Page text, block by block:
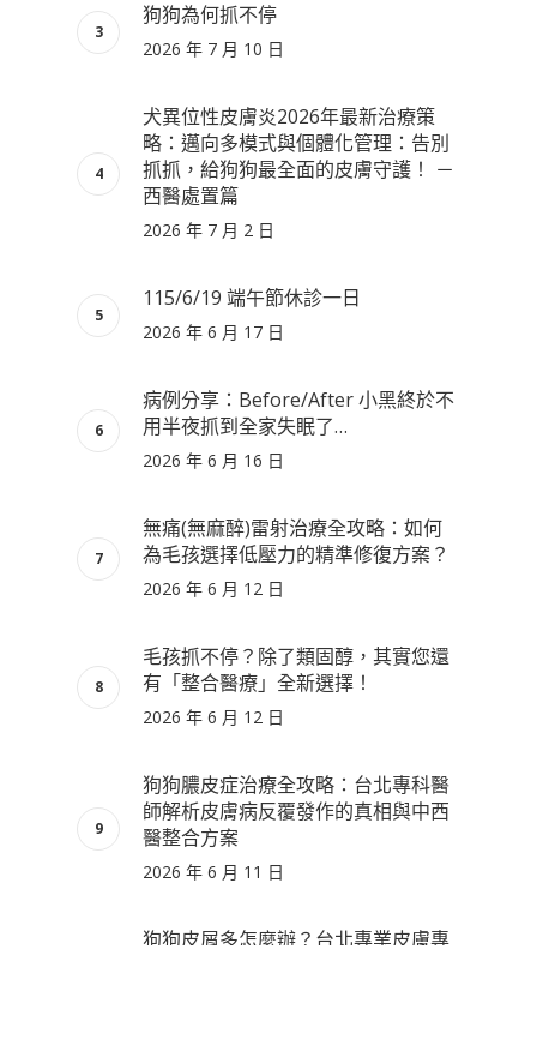
狗狗為何抓不停
2026 年 7 月 10 日
犬異位性皮膚炎2026年最新治療策
略：邁向多模式與個體化管理：告別
抓抓，給狗狗最全面的皮膚守護！ －
西醫處置篇
2026 年 7 月 2 日
115/6/19 端午節休診一日
2026 年 6 月 17 日
病例分享：Before/After 小黑終於不
用半夜抓到全家失眠了…
2026 年 6 月 16 日
無痛(無麻醉)雷射治療全攻略：如何
為毛孩選擇低壓力的精準修復方案？
2026 年 6 月 12 日
毛孩抓不停？除了類固醇，其實您還
有「整合醫療」全新選擇！
2026 年 6 月 12 日
狗狗膿皮症治療全攻略：台北專科醫
師解析皮膚病反覆發作的真相與中西
醫整合方案
2026 年 6 月 11 日
狗狗皮屑多怎麼辦？台北專業皮膚專